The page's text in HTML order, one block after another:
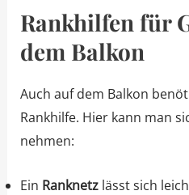
Rankhilfen für
dem Balkon
Auch auf dem Balkon
Rankhilfe. Hier kann man
nehmen:
Ein Ranknetz lässt sich